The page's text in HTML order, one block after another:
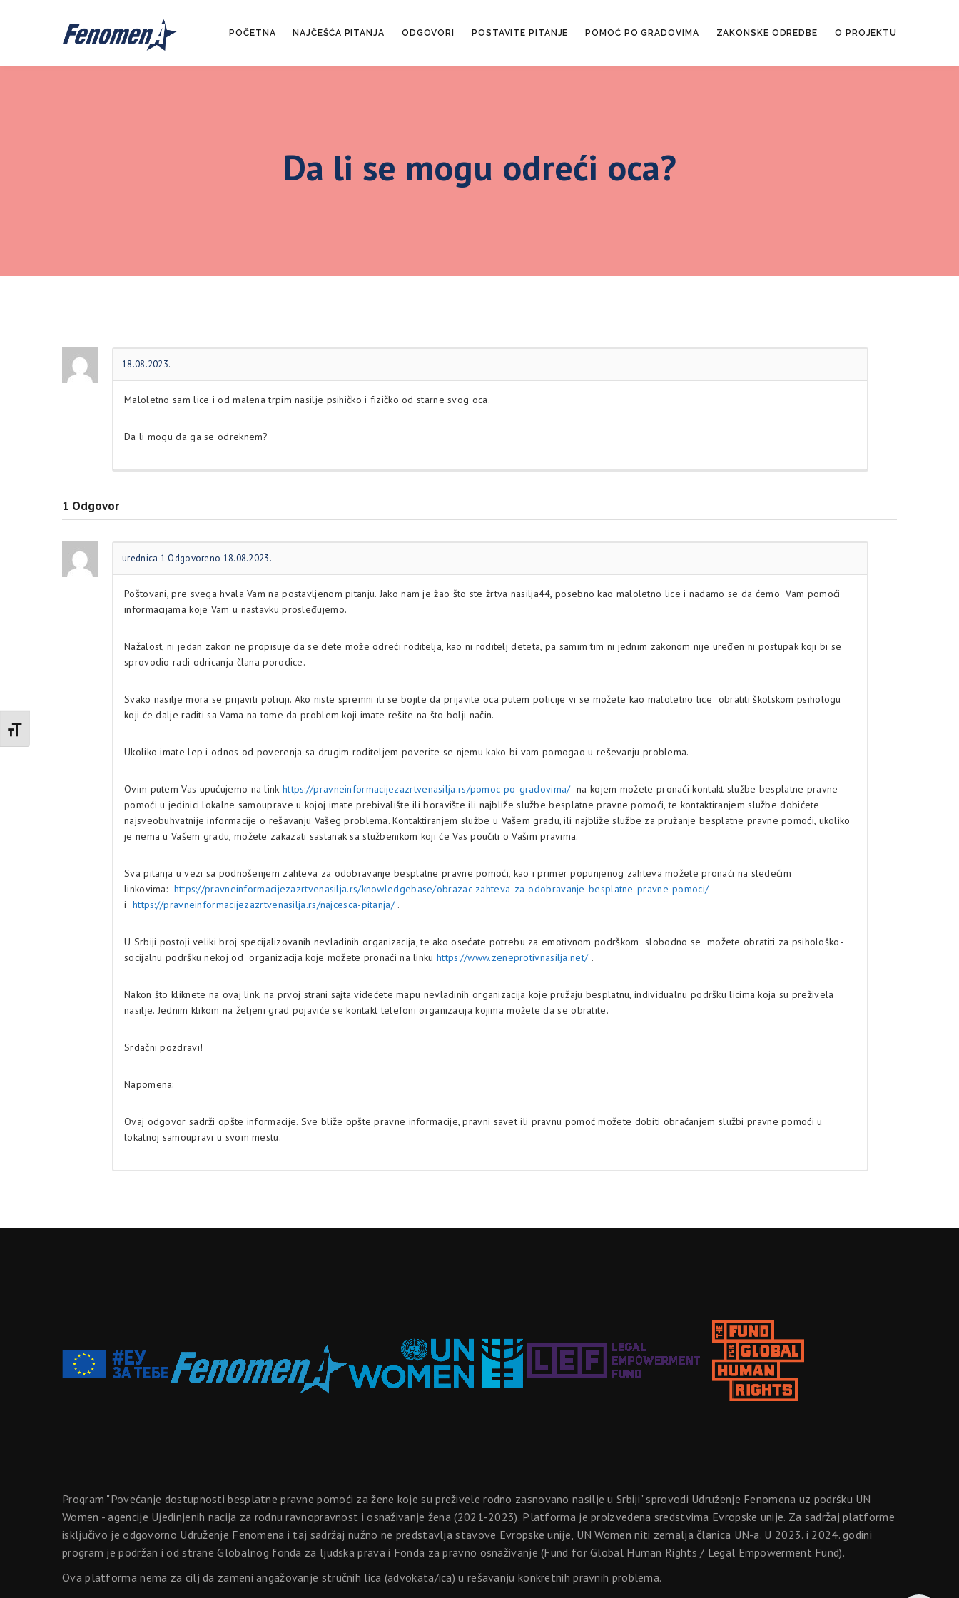
Promenite veličinu slova
POČETNA NAJČEŠĆA PITANJA ODGOVORI POSTAVITE PITANJE POMOĆ PO GRADOVIMA ZAKONSKE ODREDBE O PROJEKTU
Da li se mogu odreći oca?
18.08.2023.
Maloletno sam lice i od malena trpim nasilje psihičko i fizičko od starne svog oca.
Da li mogu da ga se odreknem?
1 Odgovor
urednica 1Odgovoreno 18.08.2023.
Poštovani, pre svega hvala Vam na postavljenom pitanju. Jako nam je žao što ste žrtva nasilja44, posebno kao maloletno lice i nadamo se da ćemo Vam pomoći
informacijama koje Vam u nastavku prosleđujemo.
Nažalost, ni jedan zakon ne propisuje da se dete može odreći roditelja, kao ni roditelj deteta, pa samim tim ni jednim zakonom nije uređen ni postupak koji bi se
sprovodio radi odricanja člana porodice.
Svako nasilje mora se prijaviti policiji. Ako niste spremni ili se bojite da prijavite oca putem policije vi se možete kao maloletno lice obratiti školskom psihologu
koji će dalje raditi sa Vama na tome da problem koji imate rešite na što bolji način.
Ukoliko imate lep i odnos od poverenja sa drugim roditeljem poverite se njemu kako bi vam pomogao u reševanju problema.
Ovim putem Vas upućujemo na link https://pravneinformacijezazrtvenasilja.rs/pomoc-po-gradovima/na kojem možete pronaći kontakt službe besplatne pravne
pomoći u jedinici lokalne samouprave u kojoj imate prebivalište ili boravište ili najbliže službe besplatne pravne pomoći, te kontaktiranjem službe dobićete
najsveobuhvatnije informacije o rešavanju Vašeg problema. Kontaktiranjem službe u Vašem gradu, ili najbliže službe za pružanje besplatne pravne pomoći, ukoliko
je nema u Vašem gradu, možete zakazati sastanak sa službenikom koji će Vas poučiti o Vašim pravima.
Sva pitanja u vezi sa podnošenjem zahteva za odobravanje besplatne pravne pomoći, kao i primer popunjenog zahteva možete pronaći na sledećim
linkovima: https://pravneinformacijezazrtvenasilja.rs/knowledgebase/obrazac-zahteva-za-odobravanje-besplatne-pravne-pomoci/
i https://pravneinformacijezazrtvenasilja.rs/najcesca-pitanja/.
U Srbiji postoji veliki broj specijalizovanih nevladinih organizacija, te ako osećate potrebu za emotivnom podrškom slobodno se možete obratiti za psihološko-
socijalnu podršku nekoj od organizacija koje možete pronaći na linku https://www.zeneprotivnasilja.net/.
Nakon što kliknete na ovaj link, na prvoj strani sajta videćete mapu nevladinih organizacija koje pružaju besplatnu, individualnu podršku licima koja su preživela
nasilje. Jednim klikom na željeni grad pojaviće se kontakt telefoni organizacija kojima možete da se obratite.
Srdačni pozdravi!
Napomena:
Ovaj odgovor sadrži opšte informacije. Sve bliže opšte pravne informacije, pravni savet ili pravnu pomoć možete dobiti obraćanjem službi pravne pomoći u
lokalnoj samoupravi u svom mestu.
Program "Povećanje dostupnosti besplatne pravne pomoći za žene koje su preživele rodno zasnovano nasilje u Srbiji" sprovodi Udruženje Fenomena uz podršku UN
Women - agencije Ujedinjenih nacija za rodnu ravnopravnost i osnaživanje žena (2021-2023). Platforma je proizvedena sredstvima Evropske unije. Za sadržaj platforme
isključivo je odgovorno Udruženje Fenomena i taj sadržaj nužno ne predstavlja stavove Evropske unije, UN Women niti zemalja članica UN-a. U 2023. i 2024. godini
program je podržan i od strane Globalnog fonda za ljudska prava i Fonda za pravno osnaživanje (Fund for Global Human Rights / Legal Empowerment Fund).
Ova platforma nema za cilj da zameni angažovanje stručnih lica (advokata/ica) u rešavanju konkretnih pravnih problema.